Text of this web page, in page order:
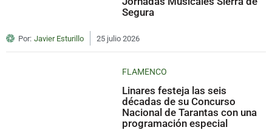
Segura
Por: Javier Esturillo 25 julio 2026
FLAMENCO
Linares festeja las seis
décadas de su Concurso
Nacional de Tarantas con una
programación especial